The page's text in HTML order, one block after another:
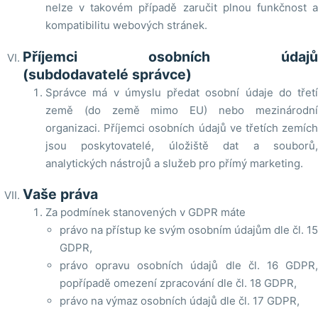
nelze v takovém případě zaručit plnou funkčnost a
kompatibilitu webových stránek.
Příjemci osobních údajů
(subdodavatelé správce)
Správce má v úmyslu předat osobní údaje do třetí
země (do země mimo EU) nebo mezinárodní
organizaci. Příjemci osobních údajů ve třetích zemích
jsou poskytovatelé, úložiště dat a souborů,
analytických nástrojů a služeb pro přímý marketing.
Vaše práva
Za podmínek stanovených v GDPR máte
právo na přístup ke svým osobním údajům dle čl. 15
GDPR,
právo opravu osobních údajů dle čl. 16 GDPR,
popřípadě omezení zpracování dle čl. 18 GDPR,
právo na výmaz osobních údajů dle čl. 17 GDPR,